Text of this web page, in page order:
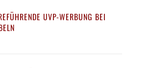
UVP-WERBUNG BEI